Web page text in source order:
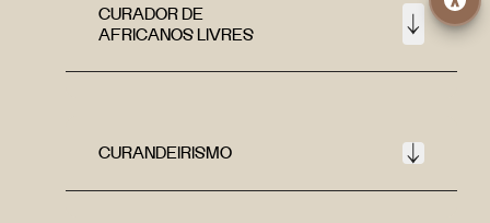
CURADOR DE
AFRICANOS LIVRES
CURANDEIRISMO